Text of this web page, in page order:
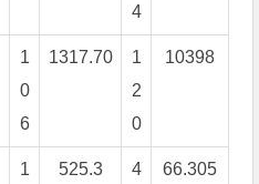
4
1
0
6
1317.70
1
2
0
10398
1
525.3
4
66.305